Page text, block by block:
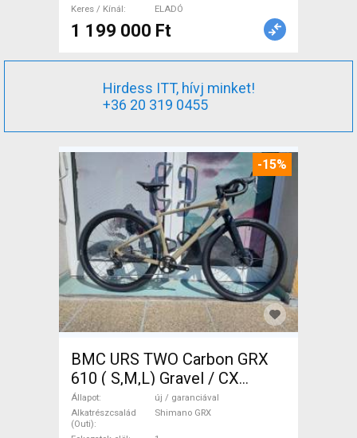
Keres / Kínál
ELADÓ
1 199 000 Ft
Hirdess ITT, hívj minket!
+36 20 319 0455
-15%
BMC URS TWO Carbon GRX
610 ( S,M,L) Gravel / CX
Shimano GRX tárcsafék új /
garanciával ELADÓ
Állapot
új / garanciával
Alkatrészcsalád
(Outi)
Shimano GRX